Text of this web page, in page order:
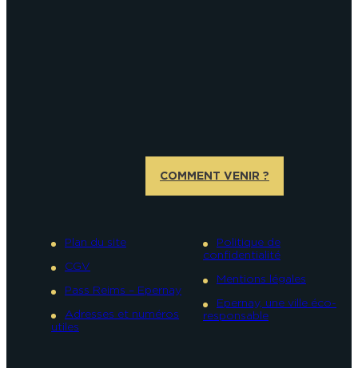
COMMENT VENIR ?
Plan du site
CGV
Pass Reims – Epernay
Adresses et numéros
utiles
Politique de
confidentialité
Mentions légales
Epernay, une ville éco-
responsable